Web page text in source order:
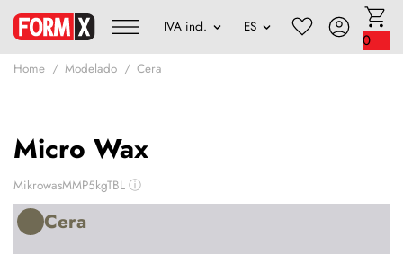
0
Home Modelado Cera
Micro Wax
MikrowasMMP5kgTBL ⓘ
Cera